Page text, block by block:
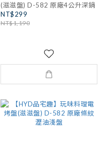
(滋滋盤) D-582 原廠4公升深鍋
NT$299
NT$1,190